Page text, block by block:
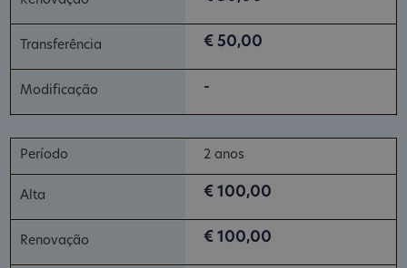
€ 50,00
-
2 anos
€ 100,00
€ 100,00